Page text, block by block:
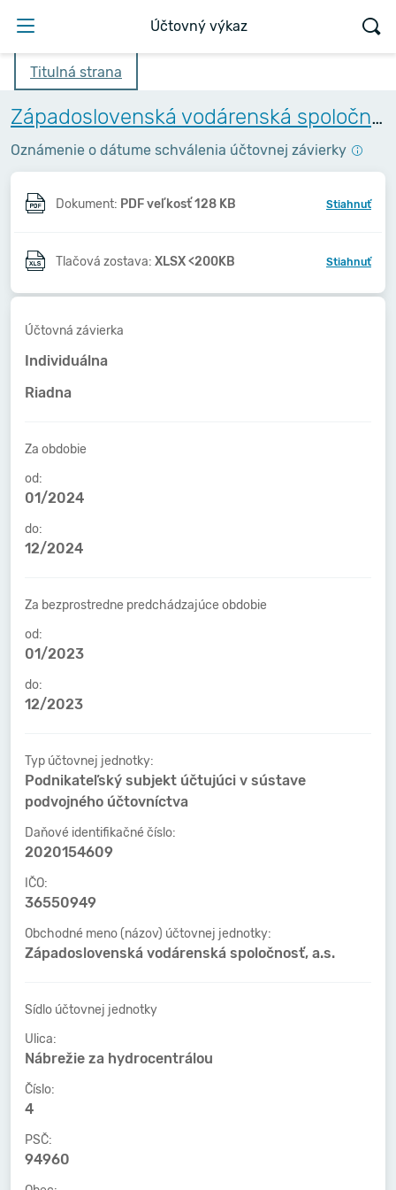
Účtovný výkaz
Titulná strana
Západoslovenská vodárenská spoločnosť, a.s.
Oznámenie o dátume schválenia účtovnej závierky
Dokument: PDF veľkosť 128 KB Stiahnuť
Tlačová zostava: XLSX <200KB Stiahnuť
Účtovná závierka
Individuálna
Riadna
Za obdobie
od:
01/2024
do:
12/2024
Za bezprostredne predchádzajúce obdobie
od:
01/2023
do:
12/2023
Typ účtovnej jednotky:
Podnikateľský subjekt účtujúci v sústave
podvojného účtovníctva
Daňové identifikačné číslo:
2020154609
IČO:
36550949
Obchodné meno (názov) účtovnej jednotky:
Západoslovenská vodárenská spoločnosť, a.s.
Sídlo účtovnej jednotky
Ulica:
Nábrežie za hydrocentrálou
Číslo:
4
PSČ:
94960